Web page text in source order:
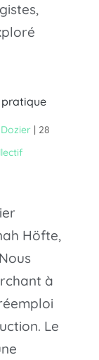
| 28
Höfte,
à
Le